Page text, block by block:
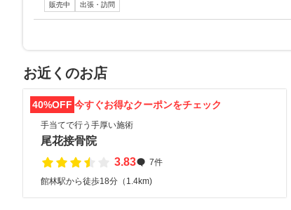
販売中
出張・訪問
お近くのお店
40%OFF 今すぐお得なクーポンをチェック
手当てで行う手厚い施術
尾花接骨院
3.83
7件
館林駅から徒歩18分（1.4km)